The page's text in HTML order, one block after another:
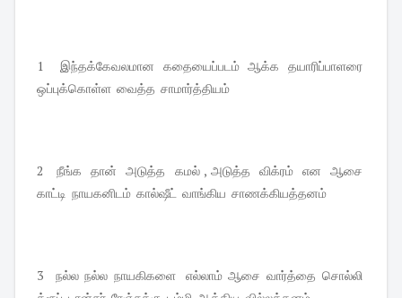
1 இந்தக்கேவலமான கதையைப்படம் ஆக்க தயாரிப்பாளரை
ஒப்புக்கொள்ள வைத்த சாமார்த்தியம்
2 நீங்க தான் அடுத்த கமல் , அடுத்த விக்ரம் என ஆசை
காட்டி நாயகனிடம் கால்ஷீட் வாங்கிய சாணக்கியத்தனம்
3 நல்ல நல்ல நாயகிகளை எல்லாம் ஆசை வார்த்தை சொல்லி